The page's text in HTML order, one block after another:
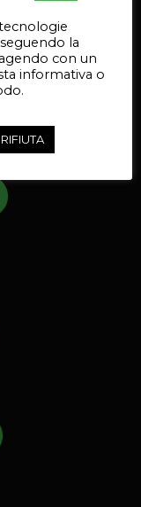
la
con un
informativa o
RIFIUTA